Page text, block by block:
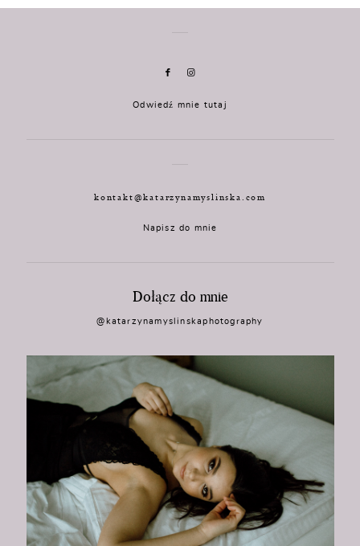
Odwiedź mnie tutaj
kontakt@katarzynamyslinska.com
Napisz do mnie
Dołącz do mnie
@katarzynamyslinskaphotography